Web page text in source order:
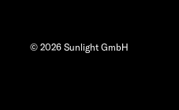
© 2026 Sunlight GmbH